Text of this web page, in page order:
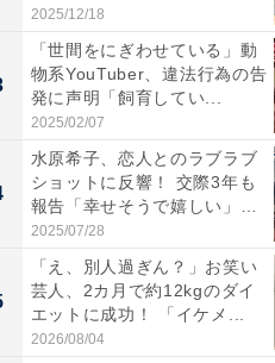
「好...
2025/12/18
「世間をにぎわせている」動
物系YouTuber、違法行為の告
発に声明「飼育してい...
2025/02/07
水原希子、恋人とのラブラブ
ショットに反響！ 交際3年も
報告「幸せそうで嬉しい」
「...
2025/07/28
「え、別人過ぎん？」お笑い
芸人、2カ月で約12kgのダイ
エットに成功！ 「イケメ...
2026/08/04